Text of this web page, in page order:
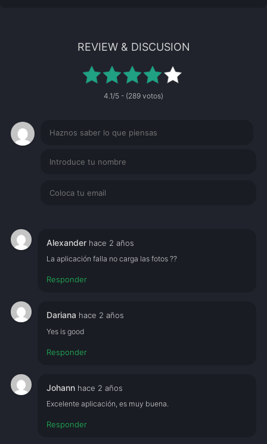
REVIEW & DISCUSION
4.1/5 - (289 votos)
Alexander hace 2 años
La aplicación falla no carga las fotos ??
Responder
Dariana hace 2 años
Yes is good
Responder
Johann hace 2 años
Excelente aplicación, es muy buena.
Responder